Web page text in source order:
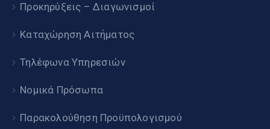
Προκηρύξεις – Διαγωνισμοί
Καταχώρηση Αιτήματος
Τηλέφωνα Υπηρεσιών
Νομικά Πρόσωπα
Παρακολούθηση Προϋπολογισμού